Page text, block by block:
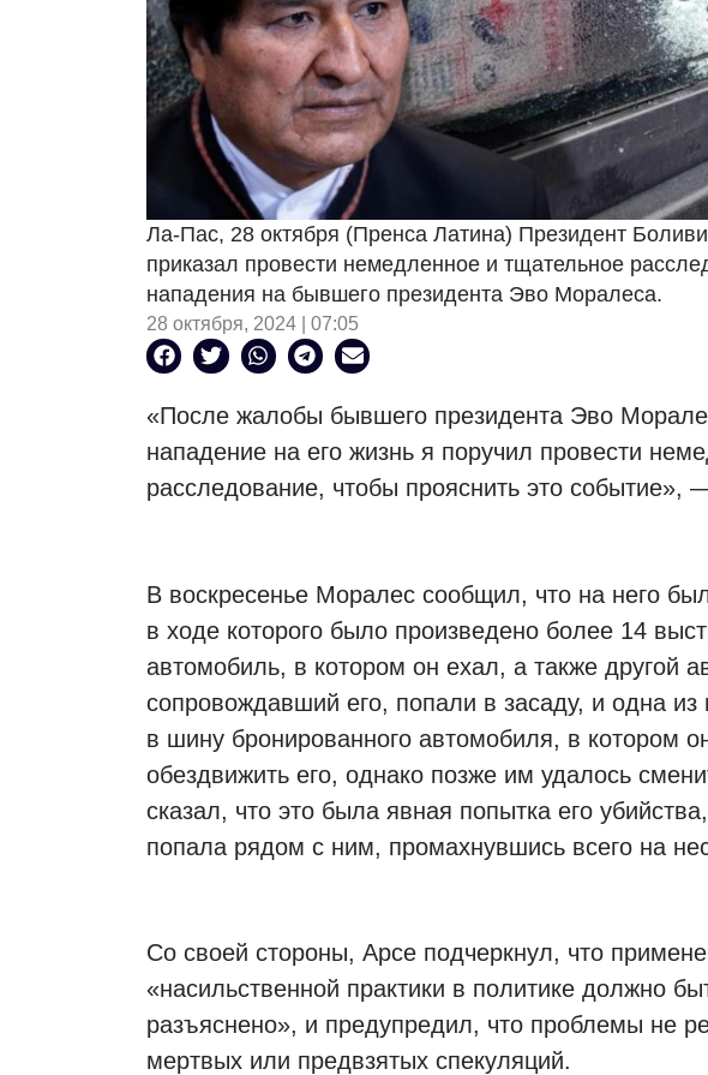
Ла-Пас, 28 октября (Пренса Латина) Президент
приказал провести немедленное и тщательное
нападения на бывшего президента Эво Моралеса.
28 октября, 2024 | 07:05
«После жалобы бывшего президента Эво
нападение на его жизнь я поручил провести
расследование, чтобы прояснить это событие»,
В воскресенье Моралес сообщил, что на него
в ходе которого было произведено более 14
автомобиль, в котором он ехал, а также другой
сопровождавший его, попали в засаду, и одна
в шину бронированного автомобиля, в котором
обездвижить его, однако позже им удалось
сказал, что это была явная попытка его
попала рядом с ним, промахнувшись всего на
Со своей стороны, Арсе подчеркнул, что
«насильственной практики в политике должно
разъяснено», и предупредил, что проблемы не
мертвых или предвзятых спекуляций.